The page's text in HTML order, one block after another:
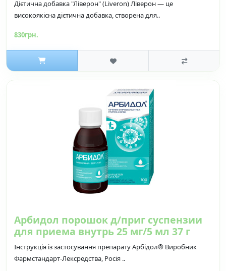
Дієтична добавка "Ліверон" (Liveron) Ліверон — це
високоякісна дієтична добавка, створена для..
830грн.
Арбидол порошок д/приг суспензии
для приема внутрь 25 мг/5 мл 37 г
Інструкція із застосування препарату Арбідол® Виробник
Фармстандарт-Лексредства, Росія ..